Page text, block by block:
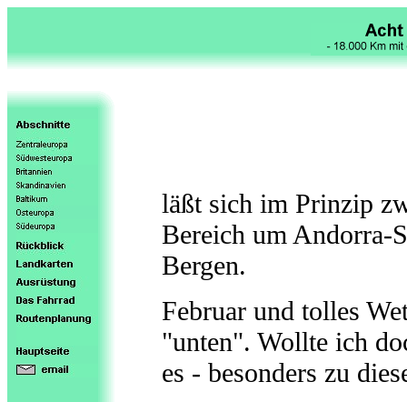
läßt sich im Prinzip
Bereich um Andorra-
Bergen.
Februar und tolles
"unten". Wollte ich
es - besonders zu